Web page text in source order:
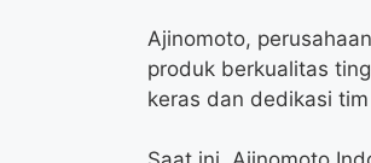
Ajinomoto,
produk berkualitas
keras dan dedikasi